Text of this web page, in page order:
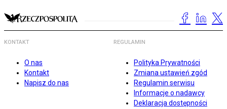
KONTAKT
O nas
Kontakt
Napisz do nas
REGULAMIN
Polityka Prywatności
Zmiana ustawień zgód
Regulamin serwisu
Informacje o nadawcy
Deklaracja dostępności